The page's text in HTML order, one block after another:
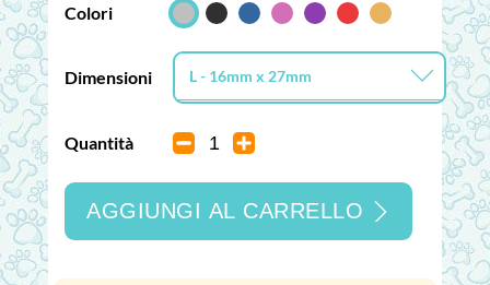
Colori
Dimensioni L - 16mm x 27mm
Quantità
AGGIUNGI AL CARRELLO